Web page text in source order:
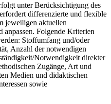
unter Berücksichtigung des
differenzierte und flexible
jeweiligen aktuellen
anpassen. Folgende Kriterien
Stoffumfang und/oder
Anzahl der notwendigen
Notwendigkeit direkter
Zugänge, Art und
Medien und didaktischen
sowie